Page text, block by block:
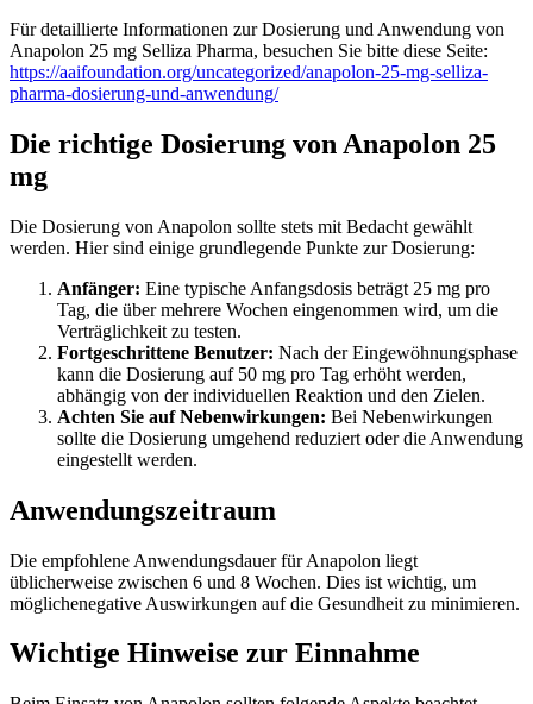
Für detaillierte Informationen zur Dosierung und Anwendung von
Anapolon 25 mg Selliza Pharma, besuchen Sie bitte diese Seite:
https://aaifoundation.org/uncategorized/anapolon-25-mg-selliza-
pharma-dosierung-und-anwendung/
Die richtige Dosierung von Anapolon 25
mg
Die Dosierung von Anapolon sollte stets mit Bedacht gewählt
werden. Hier sind einige grundlegende Punkte zur Dosierung:
Anfänger: Eine typische Anfangsdosis beträgt 25 mg pro
Tag, die über mehrere Wochen eingenommen wird, um die
Verträglichkeit zu testen.
Fortgeschrittene Benutzer: Nach der Eingewöhnungsphase
kann die Dosierung auf 50 mg pro Tag erhöht werden,
abhängig von der individuellen Reaktion und den Zielen.
Achten Sie auf Nebenwirkungen: Bei Nebenwirkungen
sollte die Dosierung umgehend reduziert oder die Anwendung
eingestellt werden.
Anwendungszeitraum
Die empfohlene Anwendungsdauer für Anapolon liegt
üblicherweise zwischen 6 und 8 Wochen. Dies ist wichtig, um
möglichenegative Auswirkungen auf die Gesundheit zu minimieren.
Wichtige Hinweise zur Einnahme